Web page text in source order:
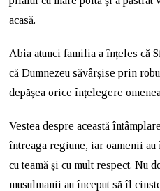
acasă.
Abia atunci familia a înțeles că
că Dumnezeu săvârșise prin
depășea orice înțelegere
Vestea despre această
întreaga regiune, iar oamenii
cu teamă și cu mult respect. Nu
musulmanii au început să îl